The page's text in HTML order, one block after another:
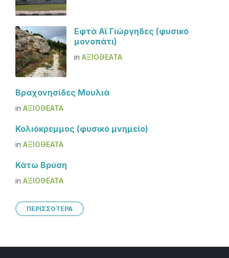
Εφτά Αϊ Γιώργηδες (φυσικό
μονοπάτι)
in ΑΞΙΟΘΈΑΤΑ
Βραχονησίδες Μουλιά
in ΑΞΙΟΘΈΑΤΑ
Κολιόκρεμμος (φυσικό μνημείο)
in ΑΞΙΟΘΈΑΤΑ
Κάτω Βρύση
in ΑΞΙΟΘΈΑΤΑ
ΠΕΡΙΣΣΟΤΕΡΑ